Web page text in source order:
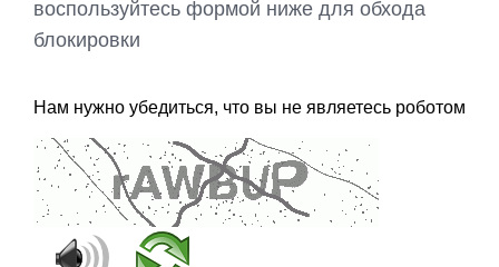
воспользуйтесь формой ниже для обхода
блокировки
Нам нужно убедиться, что вы не являетесь роботом